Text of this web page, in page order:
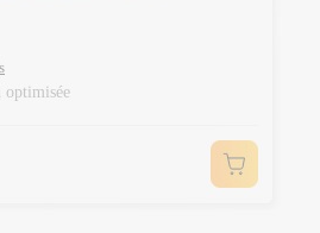
optimisée